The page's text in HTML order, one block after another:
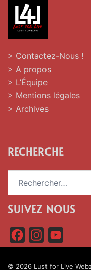
> Contactez-Nous !
> A propos
> L’Équipe
> Mentions légales
> Archives
RECHERCHE
SUIVEZ NOUS
a
c
n
s
o
u
© 2026 Lust for Live